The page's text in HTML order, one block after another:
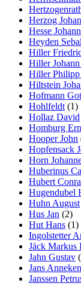
Herzog
Hesse Johann
Heyden
Hiller
Hiller
Hiller Philipp
Hiltstein
Hofmann
Hohlfeldt (1)
Hollaz David
Homburg
Hooper John
Hopfensack
Horn
Huberinus
Hubert
Hugendubel
Huhn August
Hus Jan (2)
Hut Hans (1)
Ingolstetter
Jäck Markus
Jahn Gustav
Jans Anneken
Janssen